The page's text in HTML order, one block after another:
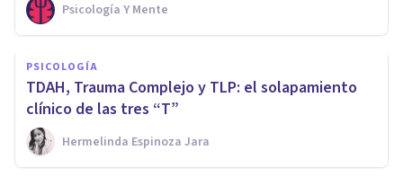
Psicología Y Mente
PSICOLOGÍA
TDAH, Trauma Complejo y TLP: el solapamiento
clínico de las tres “T”
Hermelinda Espinoza Jara